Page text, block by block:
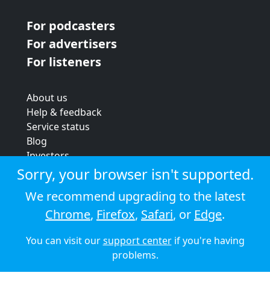
For podcasters
For advertisers
For listeners
About us
Help & feedback
Service status
Blog
Investors
Strategic review
Terms & conditions
Privacy policy
Cookie policy
© 2026 Audioboom
Sorry, your browser isn't supported.
We recommend upgrading to the latest
Chrome, Firefox, Safari, or Edge.
You can visit oursupport centerif you're having
problems.